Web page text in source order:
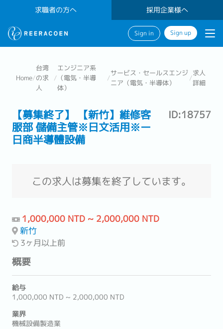
求職者の方へ 採用企業様へ
Sign in Sign up
Home/
台湾
の求
人
/
エンジニア系
（電気・半導
体）
/
サービス・セールスエンジ
ニア（電気・半導体）
/
求人
詳細
【募集終了】 【新竹】維修客
服部 儲備主管※日文活用※ー
日商半導體設備
ID:18757
この求人は募集を終了しています。
1,000,000 NTD ~ 2,000,000 NTD
新竹
3ヶ月以上前
概要
給与
1,000,000 NTD ~ 2,000,000 NTD
業界
機械設備製造業